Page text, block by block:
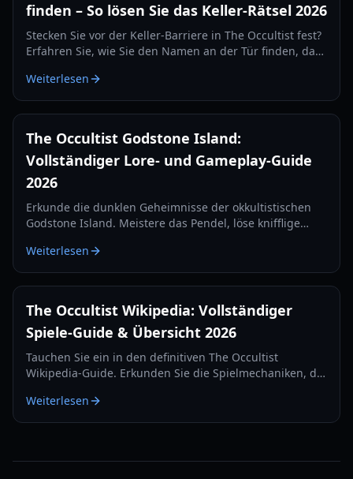
finden – So lösen Sie das Keller-Rätsel 2026
Stecken Sie vor der Keller-Barriere in The Occultist fest?
Erfahren Sie, wie Sie den Namen an der Tür finden, das
vorankommen.
Weiterlesen
The Occultist Godstone Island:
Vollständiger Lore- und Gameplay-Guide
2026
Erkunde die dunklen Geheimnisse der okkultistischen
Godstone Island. Meistere das Pendel, löse knifflige
Alan Rebels' Reise.
Weiterlesen
The Occultist Wikipedia: Vollständiger
Spiele-Guide & Übersicht 2026
Tauchen Sie ein in den definitiven The Occultist
Wikipedia-Guide. Erkunden Sie die Spielmechaniken, die
Godot Island in diesem umfassenden Handbuch für
2026.
Weiterlesen